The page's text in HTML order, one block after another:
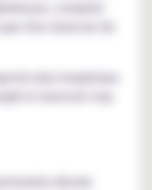
plus longtemps
le réservoir trop
élevée